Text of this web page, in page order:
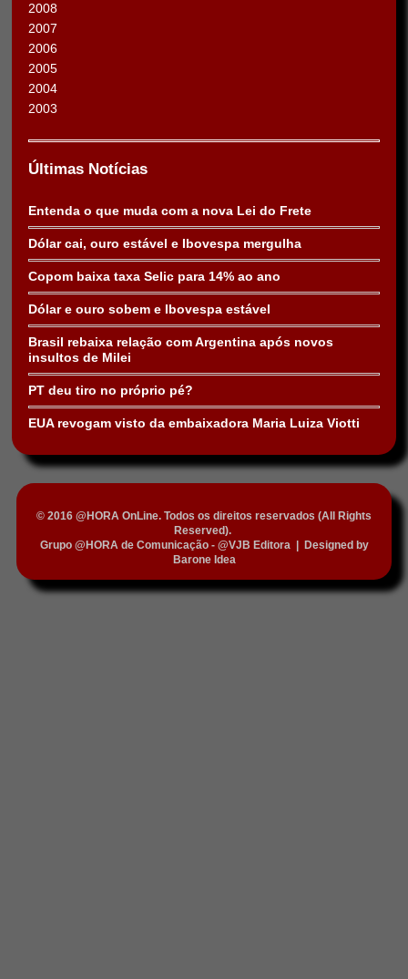
2008
2007
2006
2005
2004
2003
Últimas Notícias
Entenda o que muda com a nova Lei do Frete
Dólar cai, ouro estável e Ibovespa mergulha
Copom baixa taxa Selic para 14% ao ano
Dólar e ouro sobem e Ibovespa estável
Brasil rebaixa relação com Argentina após novos
insultos de Milei
PT deu tiro no próprio pé?
EUA revogam visto da embaixadora Maria Luiza Viotti
© 2016 @HORA OnLine. Todos os direitos reservados (All Rights
Reserved).
Grupo @HORA de Comunicação - @VJB Editora|
Designed by
Barone Idea